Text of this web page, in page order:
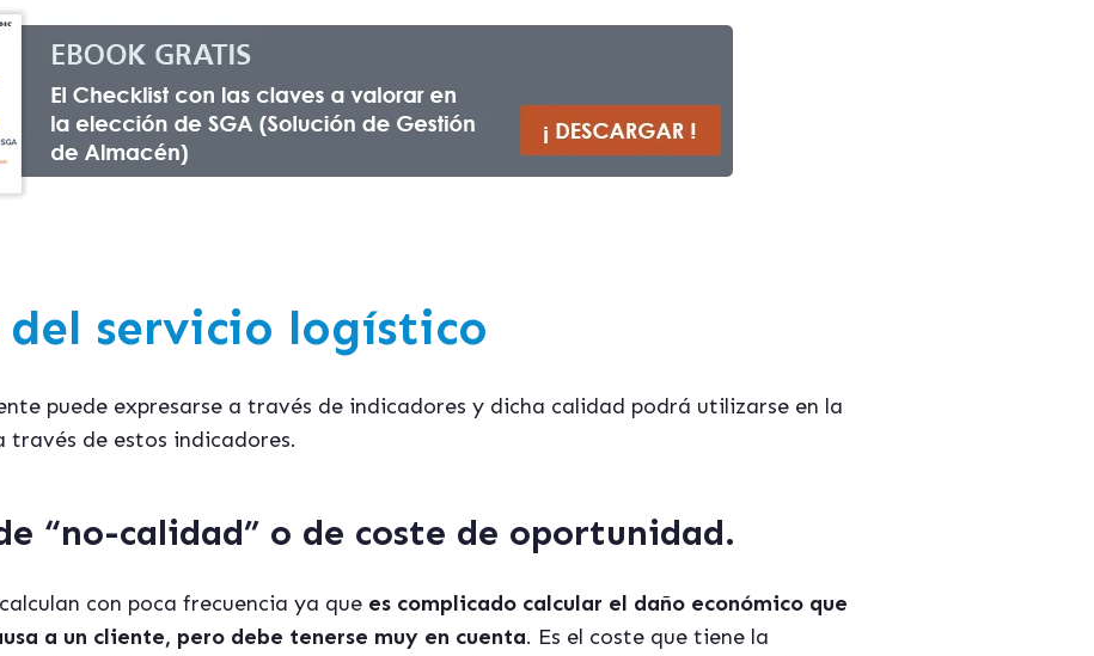
servicio logístico
puede expresarse a través de indicadores y dicha calidad podrá utilizarse en la
de estos indicadores.
“no-calidad” o de coste de oportunidad.
con poca frecuencia ya que es complicado calcular el daño económico que
a un cliente, pero debe tenerse muy en cuenta. Es el coste que tiene la